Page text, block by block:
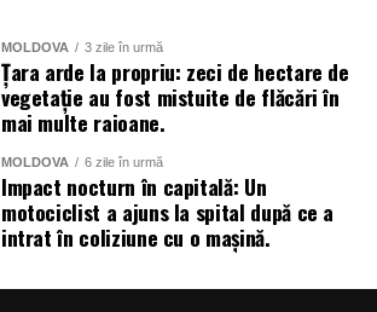
MOLDOVA 3 zile în urmă
Țara arde la propriu: zeci de hectare de
vegetație au fost mistuite de flăcări în
mai multe raioane.
MOLDOVA 6 zile în urmă
Impact nocturn în capitală: Un
motociclist a ajuns la spital după ce a
intrat în coliziune cu o mașină.